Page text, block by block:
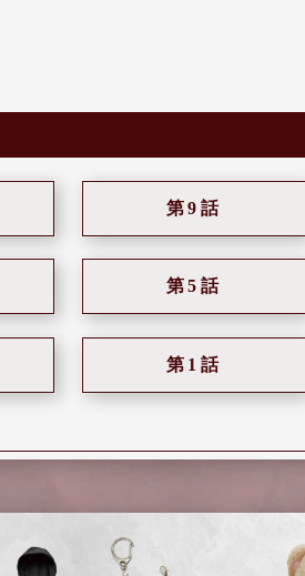
第9話
第5話
第1話